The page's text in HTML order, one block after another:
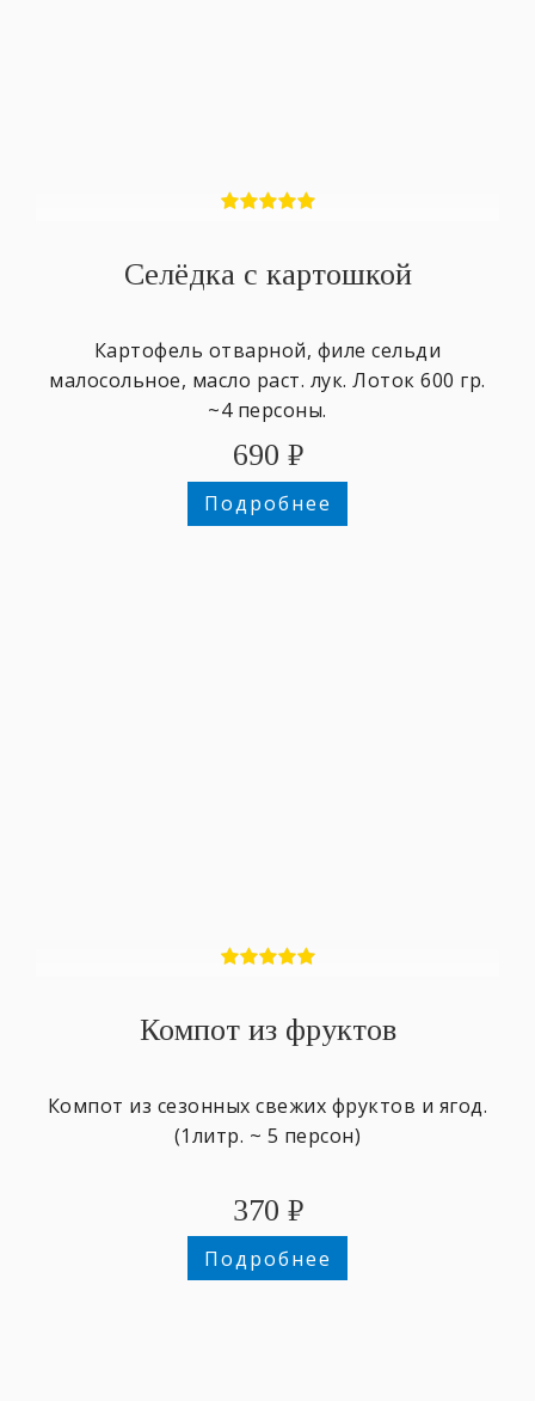
Селёдка с картошкой
Картофель отварной, филе сельди
малосольное, масло раст. лук. Лоток 600 гр.
~4 персоны.
690 ₽
Подробнее
Компот из фруктов
Компот из сезонных свежих фруктов и ягод.
(1литр. ~ 5 персон)
370 ₽
Подробнее